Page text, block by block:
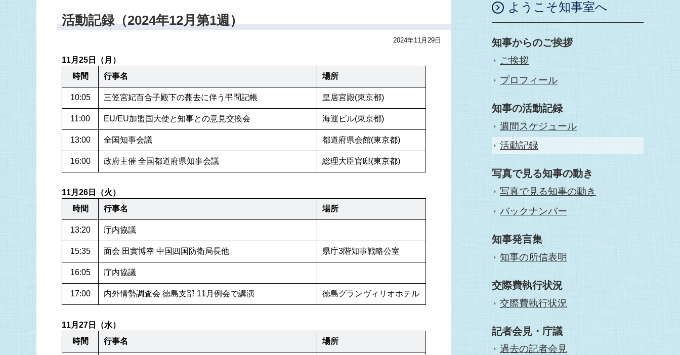
活動記録（2024年12月第1週）
2024年11月29日
11月25日（月）
時間
行事名 場所
10:05 三笠宮妃百合子殿下の薨去に伴う弔問記帳 皇居宮殿(東京都)
11:00 EU/EU加盟国大使と知事との意見交換会 海運ビル(東京都)
13:00 全国知事会議 都道府県会館(東京都)
16:00 政府主催 全国都道府県知事会議 総理大臣官邸(東京都)
11月26日（火）
時間
行事名 場所
13:20 庁内協議
15:35 面会 田實博幸 中国四国防衛局長他 県庁3階知事戦略公室
16:05 庁内協議
17:00 内外情勢調査会 徳島支部 11月例会で講演 徳島グランヴィリオホテル
11月27日（水）
時間
行事名 場所
ようこそ知事室へ
知事からのご挨拶
ご挨拶
プロフィール
知事の活動記録
週間スケジュール
活動記録
写真で見る知事の動き
写真で見る知事の動き
バックナンバー
知事発言集
知事の所信表明
交際費執行状況
交際費執行状況
記者会見・庁議
過去の記者会見